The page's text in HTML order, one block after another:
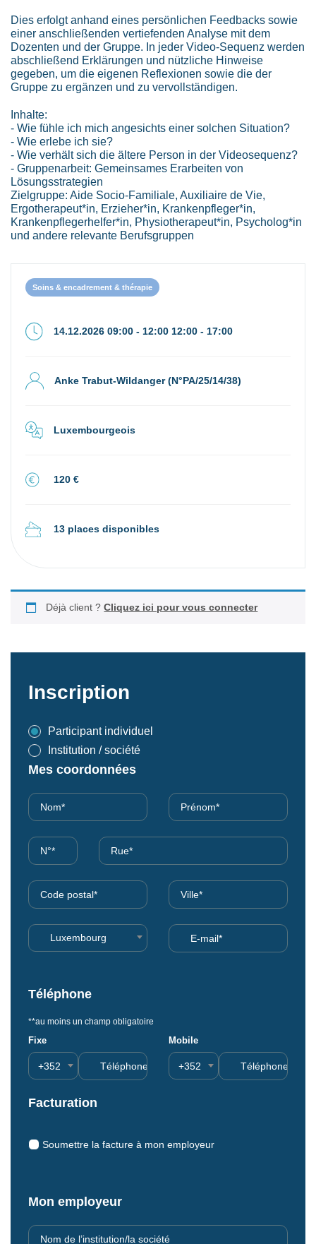
Dies erfolgt anhand eines persönlichen Feedbacks sowie
einer anschließenden vertiefenden Analyse mit dem
Dozenten und der Gruppe. In jeder Video-Sequenz werden
abschließend Erklärungen und nützliche Hinweise
gegeben, um die eigenen Reflexionen sowie die der
Gruppe zu ergänzen und zu vervollständigen.
Inhalte:
- Wie fühle ich mich angesichts einer solchen Situation?
- Wie erlebe ich sie?
- Wie verhält sich die ältere Person in der Videosequenz?
- Gruppenarbeit: Gemeinsames Erarbeiten von
Lösungsstrategien
Zielgruppe: Aide Socio-Familiale, Auxiliaire de Vie,
Ergotherapeut*in, Erzieher*in, Krankenpfleger*in,
Krankenpflegerhelfer*in, Physiotherapeut*in, Psycholog*in
und andere relevante Berufsgruppen
Soins & encadrement & thérapie
14.12.2026 09:00 - 12:00 12:00 - 17:00
Anke Trabut-Wildanger (N°PA/25/14/38)
Luxembourgeois
120 €
13 places disponibles
Déjà client ?Cliquez ici pour vous connecter
Inscription
Participant individuel
Institution / société
Mes coordonnées
Luxembourg
Téléphone
**au moins un champ obligatoire
Fixe
+352
Mobile
+352
Facturation
Soumettre la facture à mon employeur
Mon employeur